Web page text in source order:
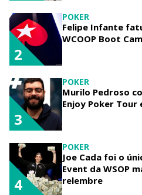
POKER
Felipe Infante
WCOOP Boot
2
POKER
Murilo Pedroso
Enjoy Poker Tour
3
POKER
Joe Cada foi o
Event da WSOP
relembre
4